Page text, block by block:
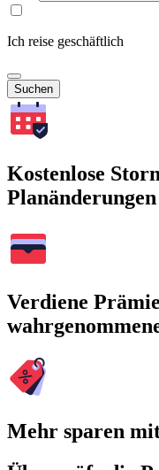
Ich reise geschäftlich
Suchen
Kostenlose
Planänderungen
Verdiene
Mehr sparen